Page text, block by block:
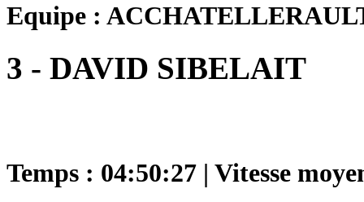
Equipe :
3 - DAVID SIBELAIT
Temps : 04:50:27 | Vitesse